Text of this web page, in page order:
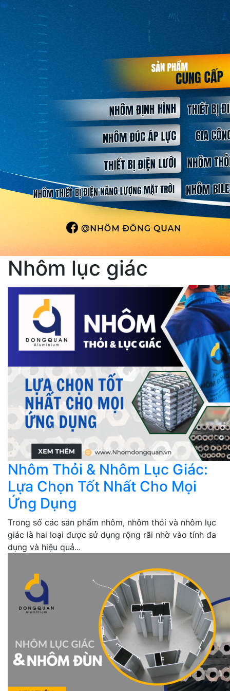
Nhôm lục giác
Nhôm Thỏi & Nhôm Lục Giác:
Lựa Chọn Tốt Nhất Cho Mọi
Ứng Dụng
Trong số các sản phẩm nhôm, nhôm thỏi và nhôm lục
giác là hai loại được sử dụng rộng rãi nhờ vào tính đa
dụng và hiệu quả...